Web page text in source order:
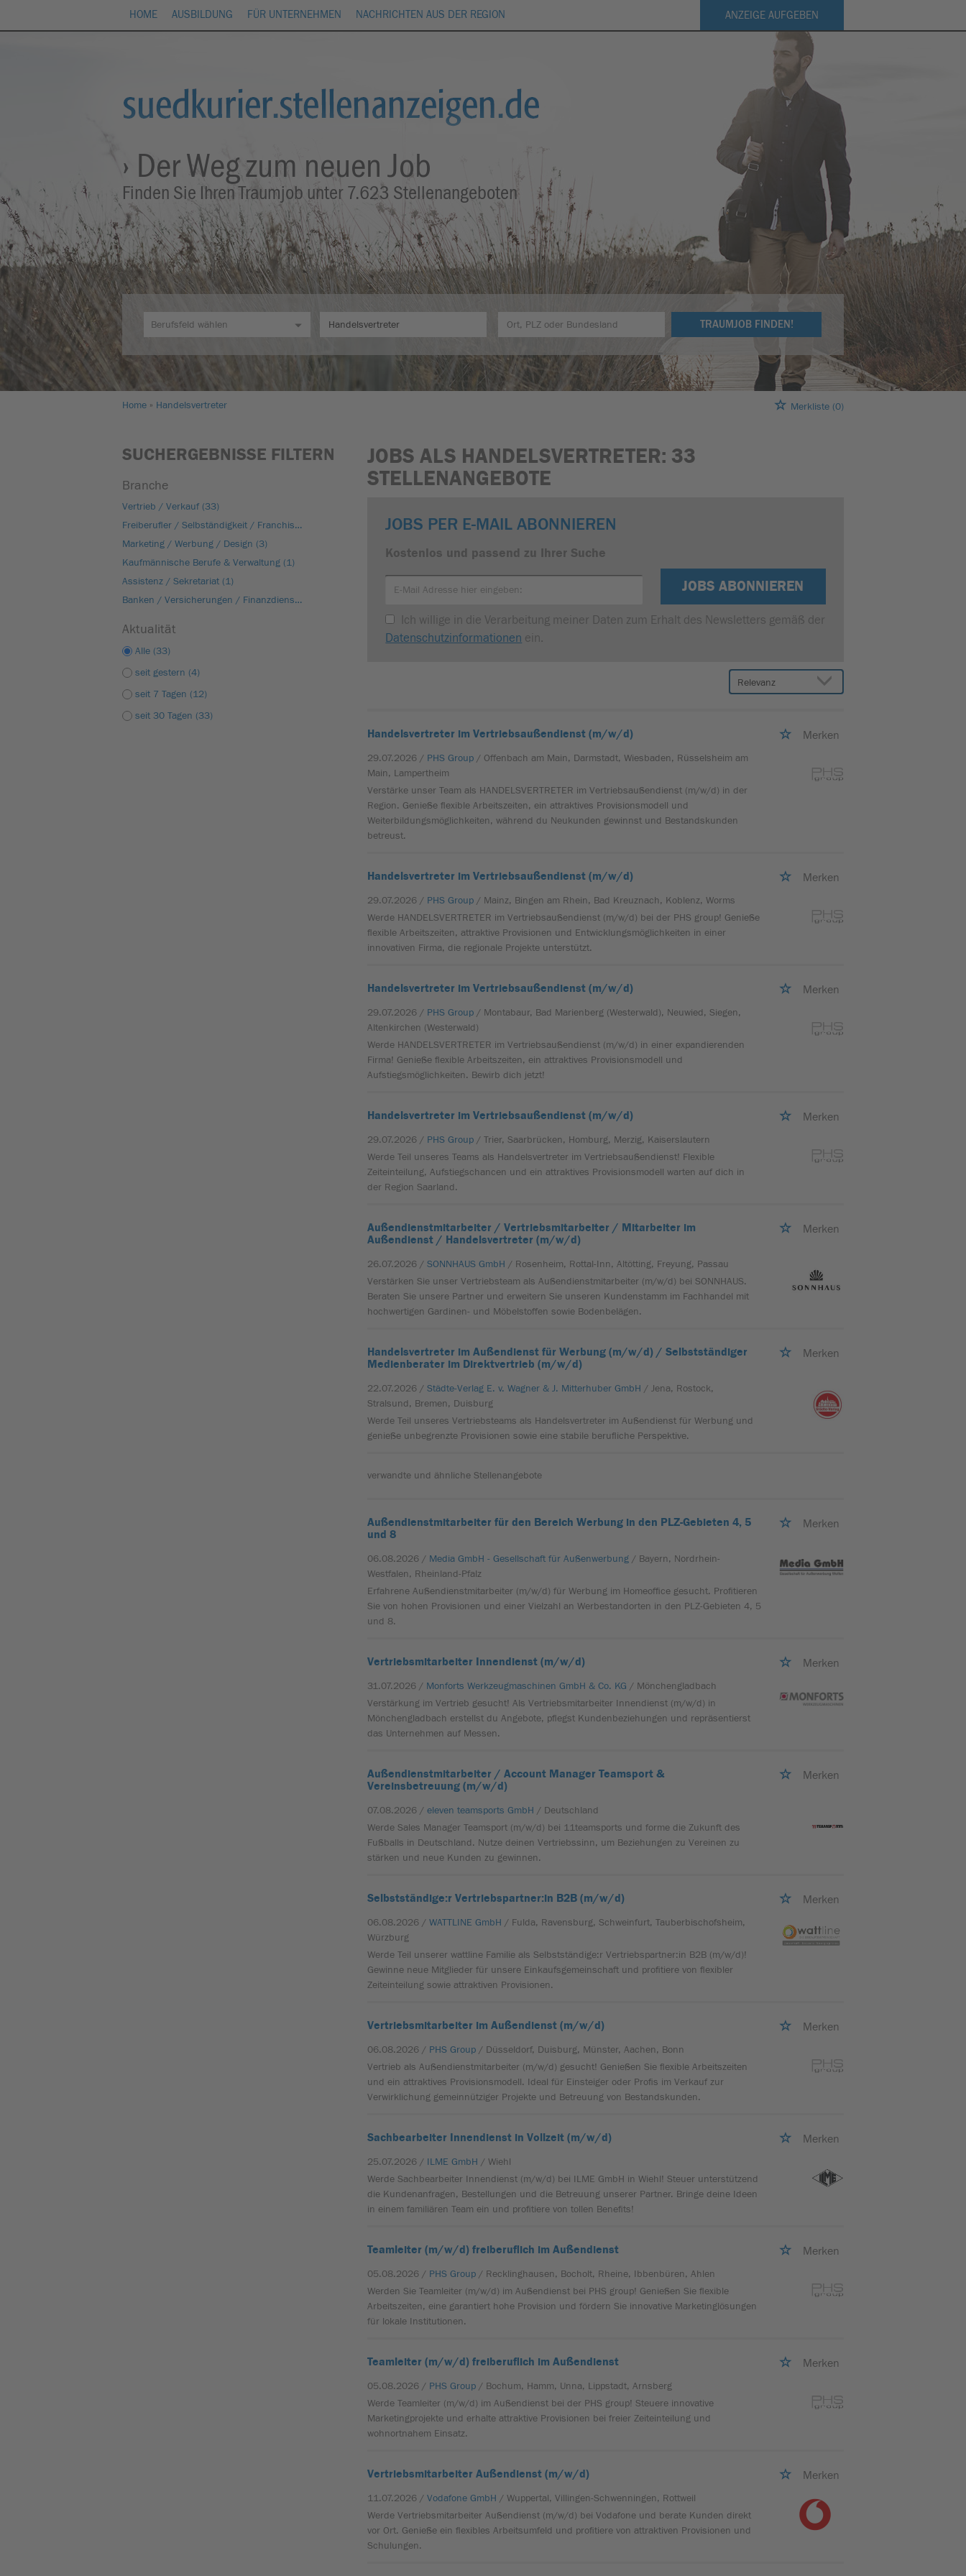
HOME AUSBILDUNG FÜR UNTERNEHMEN NACHRICHTEN AUS DER REGION ANZEIGE AUFGEBEN
› Der Weg zum neuen Job
Finden Sie Ihren Traumjob unter 7.623 Stellenangeboten
TRAUMJOB FINDEN!
Home Handelsvertreter Merkliste (0)
SUCHERGEBNISSE FILTERN
Branche
Vertrieb / Verkauf (33)
Freiberufler / Selbständigkeit / Franchise (17)
Marketing / Werbung / Design (3)
Kaufmännische Berufe & Verwaltung (1)
Assistenz / Sekretariat (1)
Banken / Versicherungen / Finanzdienstleister (1)
Aktualität
Alle (33)
seit gestern (4)
seit 7 Tagen (12)
seit 30 Tagen (33)
JOBS ALS HANDELSVERTRETER: 33
STELLENANGEBOTE
JOBS PER E-MAIL ABONNIEREN
Kostenlos und passend zu Ihrer Suche
JOBS ABONNIEREN
Ich willige in die Verarbeitung meiner Daten zum Erhalt des Newsletters gemäß der
Datenschutzinformationen ein.
Handelsvertreter im Vertriebsaußendienst (m/w/d) Merken
29.07.2026 / PHS Group / Offenbach am Main, Darmstadt, Wiesbaden, Rüsselsheim am
Main, Lampertheim
Verstärke unser Team als HANDELSVERTRETER im Vertriebsaußendienst (m/w/d) in der
Region. Genieße flexible Arbeitszeiten, ein attraktives Provisionsmodell und
Weiterbildungsmöglichkeiten, während du Neukunden gewinnst und Bestandskunden
betreust.
Handelsvertreter im Vertriebsaußendienst (m/w/d) Merken
29.07.2026 / PHS Group / Mainz, Bingen am Rhein, Bad Kreuznach, Koblenz, Worms
Werde HANDELSVERTRETER im Vertriebsaußendienst (m/w/d) bei der PHS group! Genieße
flexible Arbeitszeiten, attraktive Provisionen und Entwicklungsmöglichkeiten in einer
innovativen Firma, die regionale Projekte unterstützt.
Handelsvertreter im Vertriebsaußendienst (m/w/d) Merken
29.07.2026 / PHS Group / Montabaur, Bad Marienberg (Westerwald), Neuwied, Siegen,
Altenkirchen (Westerwald)
Werde HANDELSVERTRETER im Vertriebsaußendienst (m/w/d) in einer expandierenden
Firma! Genieße flexible Arbeitszeiten, ein attraktives Provisionsmodell und
Aufstiegsmöglichkeiten. Bewirb dich jetzt!
Handelsvertreter im Vertriebsaußendienst (m/w/d) Merken
29.07.2026 / PHS Group / Trier, Saarbrücken, Homburg, Merzig, Kaiserslautern
Werde Teil unseres Teams als Handelsvertreter im Vertriebsaußendienst! Flexible
Zeiteinteilung, Aufstiegschancen und ein attraktives Provisionsmodell warten auf dich in
der Region Saarland.
Außendienstmitarbeiter / Vertriebsmitarbeiter / Mitarbeiter im
Außendienst / Handelsvertreter (m/w/d)
Merken
26.07.2026 /SONNHAUS GmbH / Rosenheim, Rottal-Inn, Altötting, Freyung, Passau
Verstärken Sie unser Vertriebsteam als Außendienstmitarbeiter (m/w/d) bei SONNHAUS.
Beraten Sie unsere Partner und erweitern Sie unseren Kundenstamm im Fachhandel mit
hochwertigen Gardinen- und Möbelstoffen sowie Bodenbelägen.
Handelsvertreter im Außendienst für Werbung (m/w/d) / Selbstständiger
Medienberater im Direktvertrieb (m/w/d)
Merken
22.07.2026 /Städte-Verlag E. v. Wagner & J. Mitterhuber GmbH / Jena, Rostock,
Stralsund, Bremen, Duisburg
Werde Teil unseres Vertriebsteams als Handelsvertreter im Außendienst für Werbung und
genieße unbegrenzte Provisionen sowie eine stabile berufliche Perspektive.
verwandte und ähnliche Stellenangebote
Außendienstmitarbeiter für den Bereich Werbung in den PLZ-Gebieten 4, 5
und 8
Merken
06.08.2026 / Media GmbH - Gesellschaft für Außenwerbung / Bayern, Nordrhein-
Westfalen, Rheinland-Pfalz
Erfahrene Außendienstmitarbeiter (m/w/d) für Werbung im Homeoffice gesucht. Profitieren
Sie von hohen Provisionen und einer Vielzahl an Werbestandorten in den PLZ-Gebieten 4, 5
und 8.
Vertriebsmitarbeiter Innendienst (m/w/d) Merken
31.07.2026 / Monforts Werkzeugmaschinen GmbH & Co. KG / Mönchengladbach
Verstärkung im Vertrieb gesucht! Als Vertriebsmitarbeiter Innendienst (m/w/d) in
Mönchengladbach erstellst du Angebote, pflegst Kundenbeziehungen und repräsentierst
das Unternehmen auf Messen.
Außendienstmitarbeiter / Account Manager Teamsport &
Vereinsbetreuung (m/w/d)
Merken
07.08.2026 /eleven teamsports GmbH / Deutschland
Werde Sales Manager Teamsport (m/w/d) bei 11teamsports und forme die Zukunft des
Fußballs in Deutschland. Nutze deinen Vertriebssinn, um Beziehungen zu Vereinen zu
stärken und neue Kunden zu gewinnen.
Selbstständige:r Vertriebspartner:in B2B (m/w/d) Merken
06.08.2026 /WATTLINE GmbH / Fulda, Ravensburg, Schweinfurt, Tauberbischofsheim,
Würzburg
Werde Teil unserer wattline Familie als Selbstständige:r Vertriebspartner:in B2B (m/w/d)!
Gewinne neue Mitglieder für unsere Einkaufsgemeinschaft und profitiere von flexibler
Zeiteinteilung sowie attraktiven Provisionen.
Vertriebsmitarbeiter im Außendienst (m/w/d) Merken
06.08.2026 / PHS Group / Düsseldorf, Duisburg, Münster, Aachen, Bonn
Vertrieb als Außendienstmitarbeiter (m/w/d) gesucht! Genießen Sie flexible Arbeitszeiten
und ein attraktives Provisionsmodell. Ideal für Einsteiger oder Profis im Verkauf zur
Verwirklichung gemeinnütziger Projekte und Betreuung von Bestandskunden.
Sachbearbeiter Innendienst in Vollzeit (m/w/d) Merken
25.07.2026 / ILME GmbH / Wiehl
Werde Sachbearbeiter Innendienst (m/w/d) bei ILME GmbH in Wiehl! Steuer unterstützend
die Kundenanfragen, Bestellungen und die Betreuung unserer Partner. Bringe deine Ideen
in einem familiären Team ein und profitiere von tollen Benefits!
Teamleiter (m/w/d) freiberuflich im Außendienst Merken
05.08.2026 / PHS Group / Recklinghausen, Bocholt, Rheine, Ibbenbüren, Ahlen
Werden Sie Teamleiter (m/w/d) im Außendienst bei PHS group! Genießen Sie flexible
Arbeitszeiten, eine garantiert hohe Provision und fördern Sie innovative Marketinglösungen
für lokale Institutionen.
Teamleiter (m/w/d) freiberuflich im Außendienst Merken
05.08.2026 / PHS Group / Bochum, Hamm, Unna, Lippstadt, Arnsberg
Werde Teamleiter (m/w/d) im Außendienst bei der PHS group! Steuere innovative
Marketingprojekte und erhalte attraktive Provisionen bei freier Zeiteinteilung und
wohnortnahem Einsatz.
Vertriebsmitarbeiter Außendienst (m/w/d) Merken
11.07.2026 /Vodafone GmbH / Wuppertal, Villingen-Schwenningen, Rottweil
Werde Vertriebsmitarbeiter Außendienst (m/w/d) bei Vodafone und berate Kunden direkt
vor Ort. Genieße ein flexibles Arbeitsumfeld und profitiere von attraktiven Provisionen und
Schulungen.